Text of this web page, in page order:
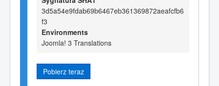
3d5a54e9fdab69b6467eb361369872aeafcfb6
f3
Environments
Joomla! 3 Translations
Pobierz teraz